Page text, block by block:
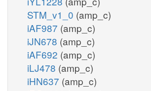
STM_v1_0 (amp_c)
iAF987 (amp_c)
iJN678 (amp_c)
iAF692 (amp_c)
iLJ478 (amp_c)
iHN637 (amp_c)